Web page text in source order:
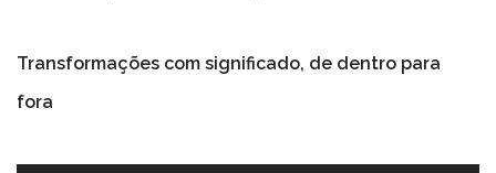
Transformações com significado, de dentro para
fora